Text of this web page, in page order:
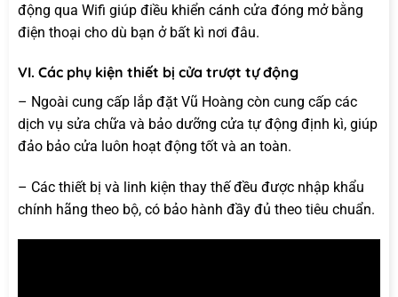
động qua Wifi giúp điều khiển cánh cửa đóng mở bằng
điện thoại cho dù bạn ở bất kì nơi đâu.
VI. Các phụ kiện thiết bị cửa trượt tự động
– Ngoài cung cấp lắp đặt Vũ Hoàng còn cung cấp các
dịch vụ sửa chữa và bảo dưỡng cửa tự động định kì, giúp
đảo bảo cửa luôn hoạt động tốt và an toàn.
– Các thiết bị và linh kiện thay thế đều được nhập khẩu
chính hãng theo bộ, có bảo hành đầy đủ theo tiêu chuẩn.